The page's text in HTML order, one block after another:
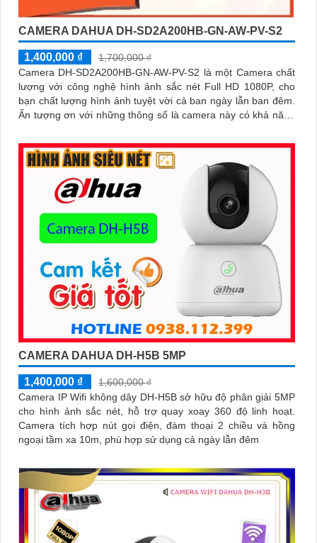
CAMERA DAHUA DH-SD2A200HB-GN-AW-PV-S2
1,400,000 ₫
1,700,000 ₫
Camera DH-SD2A200HB-GN-AW-PV-S2 là một Camera chất
lượng với công nghệ hình ảnh sắc nét Full HD 1080P, cho
bạn chất lượng hình ảnh tuyệt vời cả ban ngày lẫn ban đêm.
Ấn tượng ơn với những thông số là camera này có khả năng
vào ban đêm
CAMERA DAHUA DH-H5B 5MP
1,400,000 ₫
1,600,000 ₫
Camera IP Wifi không dây DH-H5B sở hữu độ phân giải 5MP
cho hình ảnh sắc nét, hỗ trợ quay xoay 360 độ linh hoạt.
Camera tích hợp nút gọi điện, đàm thoại 2 chiều và hồng
ngoại tầm xa 10m, phù hợp sử dụng cả ngày lẫn đêm